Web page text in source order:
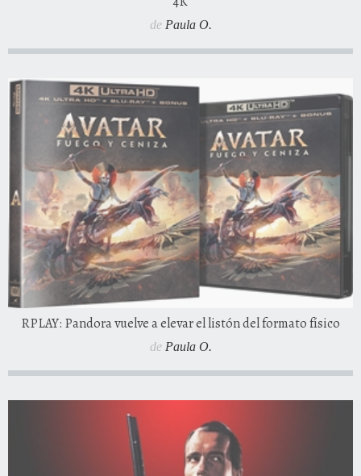
de Paula O.
RPLAY: Pandora vuelve a elevar el listón del formato físico
de Paula O.